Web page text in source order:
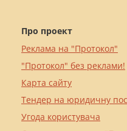
Про проект
Реклама на "Протокол"
"Протокол" без реклами!
Карта сайту
Тендер на юридичну
Угода користувача